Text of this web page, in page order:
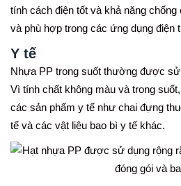
tính cách điện tốt và khả năng chống
và phù hợp trong các ứng dụng điện
Y tế
Nhựa PP trong suốt thường được
Vì tính chất không màu và trong
các sản phẩm y tế như chai đựng
tế và các vật liệu bao bì y tế khác.